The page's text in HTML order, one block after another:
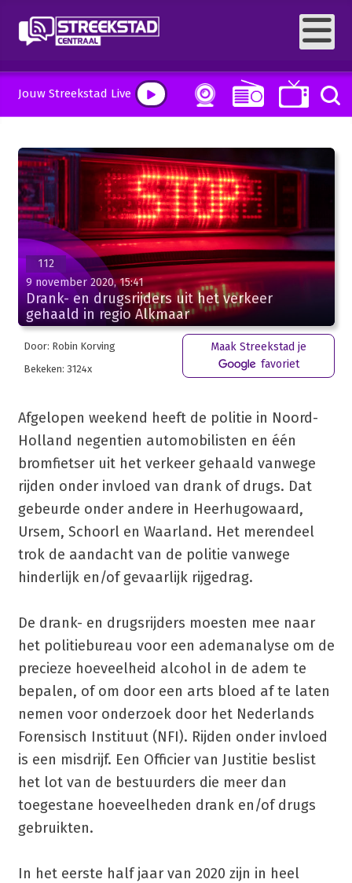
Jouw Streekstad Live
112
9 november 2020, 15:41
Drank- en drugsrijders uit het verkeer
gehaald in regio Alkmaar
Door: Robin Korving
Bekeken: 3124x
Maak Streekstad je
favoriet
Afgelopen weekend heeft de politie in Noord-
Holland negentien automobilisten en één
bromfietser uit het verkeer gehaald vanwege
rijden onder invloed van drank of drugs. Dat
gebeurde onder andere in Heerhugowaard,
Ursem, Schoorl en Waarland. Het merendeel
trok de aandacht van de politie vanwege
hinderlijk en/of gevaarlijk rijgedrag.
De drank- en drugsrijders moesten mee naar
het politiebureau voor een ademanalyse om de
precieze hoeveelheid alcohol in de adem te
bepalen, of om door een arts bloed af te laten
nemen voor onderzoek door het Nederlands
Forensisch Instituut (NFI). Rijden onder invloed
is een misdrijf. Een Officier van Justitie beslist
het lot van de bestuurders die meer dan
toegestane hoeveelheden drank en/of drugs
gebruikten.
In het eerste half jaar van 2020 zijn in heel